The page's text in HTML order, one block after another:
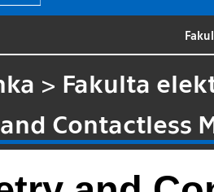
> Fakulta
Contactless